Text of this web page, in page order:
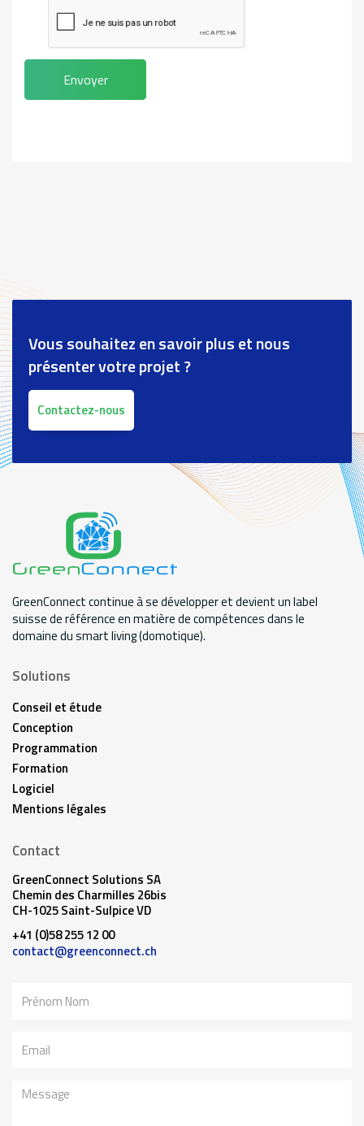
Envoyer
Vous souhaitez en savoir plus et nous
présenter votre projet ?
Contactez-nous
GreenConnect continue à se développer et devient un label
suisse de référence en matière de compétences dans le
domaine du smart living (domotique).
Solutions
Conseil et étude
Conception
Programmation
Formation
Logiciel
Mentions légales
Contact
GreenConnect Solutions SA
Chemin des Charmilles 26bis
CH-1025 Saint-Sulpice VD
+41 (0)58 255 12 00
contact@greenconnect.ch
Message